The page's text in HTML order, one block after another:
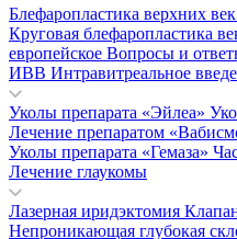
Блефаропластика верхних век
Круговая блефаропластика
европейское Вопросы и
ИВВ Интравитреальное
Уколы препарата «Эйлеа»
Лечение препаратом
Уколы препарата «Гемаза»
Лечение глаукомы
Лазерная иридэктомия
Непроникающая глубокая